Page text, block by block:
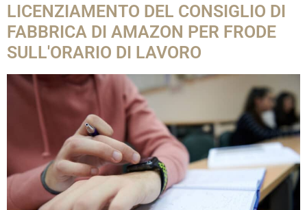
LICENZIAMENTO DEL CONSIGLIO DI
FABBRICA DI AMAZON PER FRODE
SULL'ORARIO DI LAVORO